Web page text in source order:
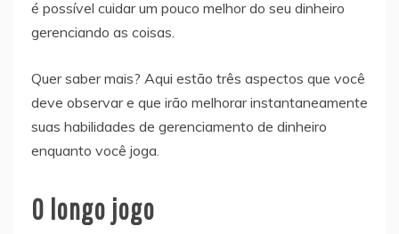
é possível cuidar um pouco melhor do seu dinheiro
gerenciando as coisas.
Quer saber mais? Aqui estão três aspectos que você
deve observar e que irão melhorar instantaneamente
suas habilidades de gerenciamento de dinheiro
enquanto você joga.
O longo jogo